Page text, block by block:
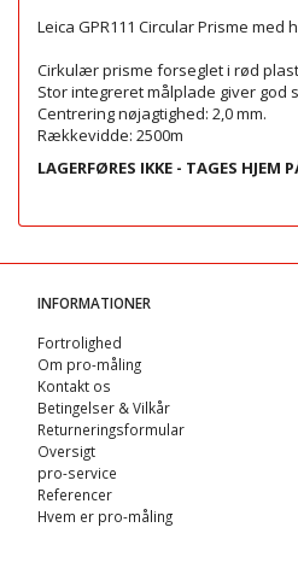
Leica GPR111 CircularPrisme med
Cirkulærprisme forseglet i rød
Storintegreretmålplade giver god
Centreringnøjagtighed: 2,0 mm.
Rækkevidde: 2500m
LAGERFØRES IKKE - TAGES HJEM
INFORMATIONER
Fortrolighed
Om pro-måling
Kontakt os
Betingelser & Vilkår
Returneringsformular
Oversigt
pro-service
Referencer
Hvem er pro-måling